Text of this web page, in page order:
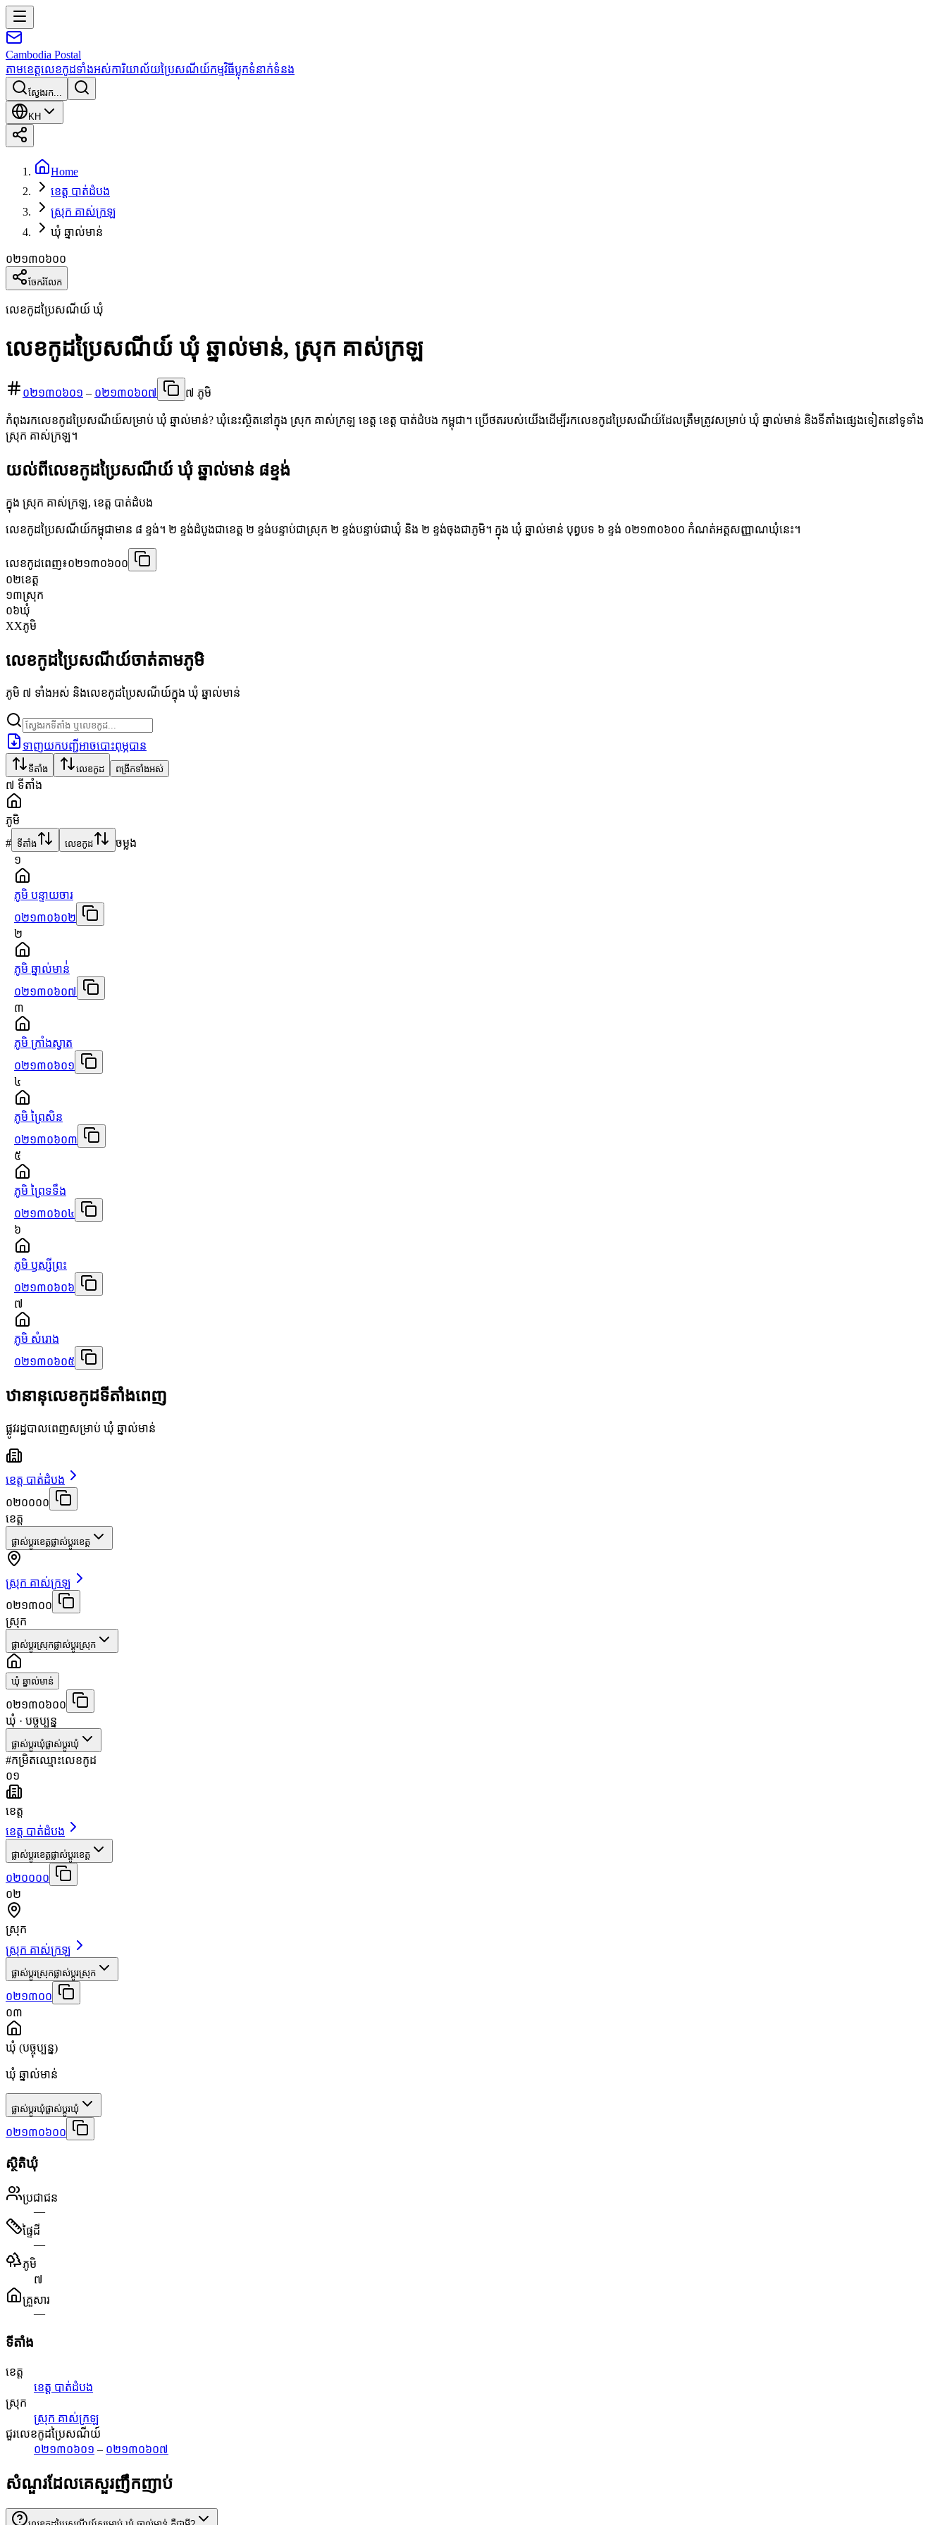
Cambodia Postal
តាមខេត្តលេខកូដទាំងអស់ការិយាល័យប្រៃសណីយ៍កម្មវិធីប្លុកទំនាក់ទំនង
ស្វែងរក...
KH
Home
ខេត្ត បាត់ដំបង
ស្រុក គាស់ក្រឡ
ឃុំ ឆ្នាល់មាន់
០២១៣០៦០០
ចែករំលែក
លេខកូដប្រៃសណីយ៍ ឃុំ
លេខកូដប្រៃសណីយ៍ ឃុំ ឆ្នាល់មាន់, ស្រុក គាស់ក្រឡ
០២១៣០៦០១ – ០២១៣០៦០៧ ៧ ភូមិ
កំពុងរកលេខកូដប្រៃសណីយ៍សម្រាប់ ឃុំ ឆ្នាល់មាន់? ឃុំនេះស្ថិតនៅក្នុង ស្រុក គាស់ក្រឡ ខេត្ត ខេត្ត បាត់ដំបង កម្ពុជា។ ប្រើថតរបស់យើងដើម្បីរកលេខកូដប្រៃសណីយ៍ដែលត្រឹមត្រូវសម្រាប់ ឃុំ ឆ្នាល់មាន់ និងទីតាំងផ្សេងទៀតនៅទូទាំង
ស្រុក គាស់ក្រឡ។
យល់ពីលេខកូដប្រៃសណីយ៍ ឃុំ ឆ្នាល់មាន់ ៨ខ្ទង់
ក្នុង ស្រុក គាស់ក្រឡ, ខេត្ត បាត់ដំបង
លេខកូដប្រៃសណីយ៍កម្ពុជាមាន ៨ ខ្ទង់។ ២ ខ្ទង់ដំបូងជាខេត្ត ២ ខ្ទង់បន្ទាប់ជាស្រុក ២ ខ្ទង់បន្ទាប់ជាឃុំ និង ២ ខ្ទង់ចុងជាភូមិ។ ក្នុង ឃុំ ឆ្នាល់មាន់ បុព្វបទ ៦ ខ្ទង់ ០២១៣០៦០០ កំណត់អត្តសញ្ញាណឃុំនេះ។
លេខកូដពេញ៖០២១៣០៦០០
០២ខេត្ត
១៣ស្រុក
០៦ឃុំ
XXភូមិ
លេខកូដប្រៃសណីយ៍ចាត់តាមភូមិ
ភូមិ ៧ ទាំងអស់ និងលេខកូដប្រៃសណីយ៍ក្នុង ឃុំ ឆ្នាល់មាន់
ទាញយកបញ្ជីអាចបោះពុម្ភបាន
ទីតាំង លេខកូដ ពង្រីកទាំងអស់
៧ ទីតាំង
ភូមិ
# ទីតាំង លេខកូដ
ចម្លង
១
ភូមិ បន្ទាយចារ
០២១៣០៦០២
២
ភូមិ ឆ្នាល់មាន់់
០២១៣០៦០៧
៣
ភូមិ ក្រាំងស្វាត
០២១៣០៦០១
៤
ភូមិ ព្រៃសិន
០២១៣០៦០៣
៥
ភូមិ ព្រៃទទឹង
០២១៣០៦០៤
៦
ភូមិ ឫស្សីព្រះ
០២១៣០៦០៦
៧
ភូមិ សំរោង
០២១៣០៦០៥
ឋានានុលេខកូដទីតាំងពេញ
ផ្លូវរដ្ឋបាលពេញសម្រាប់ ឃុំ ឆ្នាល់មាន់
ខេត្ត បាត់ដំបង
០២០០០០
ខេត្ត
ផ្លាស់ប្តូរខេត្តផ្លាស់ប្តូរខេត្ត
ស្រុក គាស់ក្រឡ
០២១៣០០
ស្រុក
ផ្លាស់ប្តូរស្រុកផ្លាស់ប្តូរស្រុក
ឃុំ ឆ្នាល់មាន់
០២១៣០៦០០
ឃុំ · បច្ចុប្បន្ន
ផ្លាស់ប្តូរឃុំផ្លាស់ប្តូរឃុំ
#កម្រិតឈ្មោះលេខកូដ
០១
ខេត្ត
ខេត្ត បាត់ដំបង
ផ្លាស់ប្តូរខេត្តផ្លាស់ប្តូរខេត្ត
០២០០០០
០២
ស្រុក
ស្រុក គាស់ក្រឡ
ផ្លាស់ប្តូរស្រុកផ្លាស់ប្តូរស្រុក
០២១៣០០
០៣
ឃុំ (បច្ចុប្បន្ន)
ឃុំ ឆ្នាល់មាន់
ផ្លាស់ប្តូរឃុំផ្លាស់ប្តូរឃុំ
០២១៣០៦០០
ស្ថិតិឃុំ
ប្រជាជន
—
ផ្ទៃដី
—
ភូមិ
៧
គ្រួសារ
—
ទីតាំង
ខេត្ត
ខេត្ត បាត់ដំបង
ស្រុក
ស្រុក គាស់ក្រឡ
ជួរលេខកូដប្រៃសណីយ៍
០២១៣០៦០១ – ០២១៣០៦០៧
សំណួរដែលគេសួរញឹកញាប់